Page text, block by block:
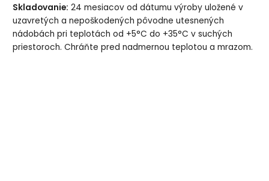
Skladovanie: 24 mesiacov od dátumu výroby uložené v
uzavretých a nepoškodených pôvodne utesnených
nádobách pri teplotách od +5°C do +35°C v suchých
priestoroch. Chráňte pred nadmernou teplotou a mrazom.